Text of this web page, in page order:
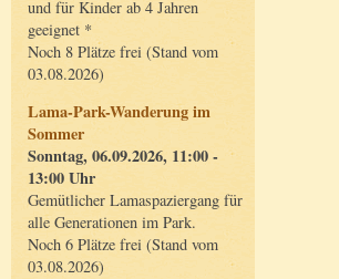
und für Kinder ab 4 Jahren
geeignet *
Noch 8 Plätze frei (Stand vom
03.08.2026)
Lama-Park-Wanderung im
Sommer
Sonntag, 06.09.2026, 11:00 -
13:00 Uhr
Gemütlicher Lamaspaziergang für
alle Generationen im Park.
Noch 6 Plätze frei (Stand vom
03.08.2026)